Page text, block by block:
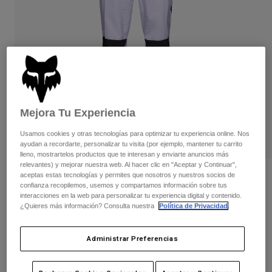
Pantalones largos
Pantalones cortos
Chaquetas y chalecos
Guantes
Protecciones
Gafas de protección
Calcetines
Recambios
Guantes
Chaquetas
Gafas de protección
Calcetines
Mochilas y accesorios
Mujer
Camisetas y tops
Sudaderas
Chaquetas
Pantalones
Camisas
Ver todo
Niños
Ver todo
Moto
Cascos
Camisetas
Pantalones
Botas
Gafas de Protección
Opiniones
Pantalones Defend Park
N.º de artículo33656
Price reduced from
to
Mejora Tu Experiencia
Usamos cookies y otras tecnologías para optimizar tu experiencia online. Nos
ayudan a recordarte, personalizar tu visita (por ejemplo, mantener tu carrito
lleno, mostrartelos productos que te interesan y enviarte anuncios más
relevantes) y mejorar nuestra web. Al hacer clic en "Aceptar y Continuar",
aceptas estas tecnologías y permites que nosotros y nuestros socios de
confianza recopilemos, usemos y compartamos información sobre tus
interacciones en la web para personalizar tu experiencia digital y contenido.
¿Quieres más información? Consulta nuestra
Política de Privacidad
Administrar Preferencias